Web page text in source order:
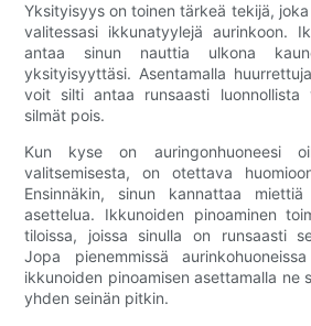
Yksityisyys on toinen tärkeä tekijä,
valitessasi ikkunatyylejä aurinkoon.
antaa sinun nauttia ulkona
yksityisyyttäsi. Asentamalla
voit silti antaa runsaasti luonnollista
silmät pois.
Kun kyse on auringonhuoneesi
valitsemisesta, on otettava
Ensinnäkin, sinun kannattaa
asettelua. Ikkunoiden pinoaminen
tiloissa, joissa sinulla on runsaasti
Jopa pienemmissä
ikkunoiden pinoamisen asettamalla ne
yhden seinän pitkin.